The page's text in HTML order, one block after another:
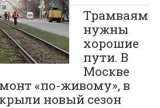
Трамваям
нужны
хорошие
пути. В
Москве
«по-живому», в
новый сезон